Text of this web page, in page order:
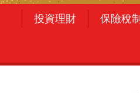
投資理財 保險稅制